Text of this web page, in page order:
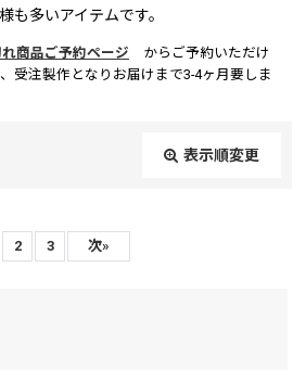
も多いアイテムです。
商品ご予約ページ からご予約いただけ
受注製作となりお届けまで3-4ヶ月要しま
表示順変更
2 3 次»